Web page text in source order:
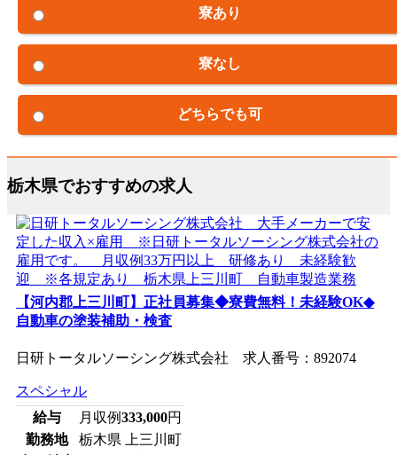
寮あり
寮なし
どちらでも可
栃木県でおすすめの求人
【河内郡上三川町】正社員募集◆寮費無料！未経験OK◆
自動車の塗装補助・検査
日研トータルソーシング株式会社 求人番号：892074
スペシャル
給与
月収例333,000円
勤務地
栃木県 上三川町